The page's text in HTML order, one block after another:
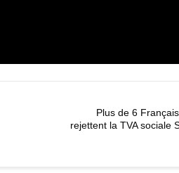
Plus de 6
rejettent la TVA sociale